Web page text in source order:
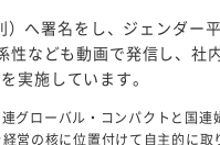
）へ署名をし、ジェンダー
性なども動画で発信し、社
実施しています。
グローバル・コンパクトと国連
営の核に位置付けて自主的に取